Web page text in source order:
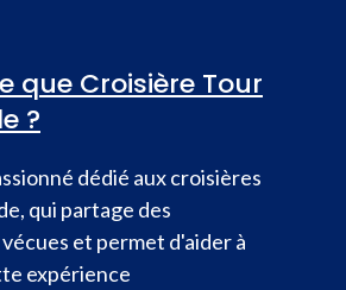
que Croisière Tour
?
dédié aux croisières
qui partage des
et permet d'aider à
expérience